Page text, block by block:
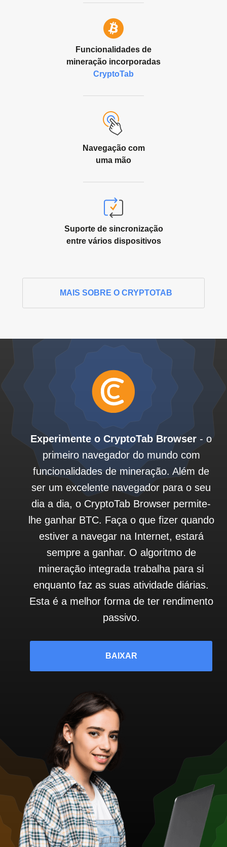
Funcionalidades de
mineração incorporadas
CryptoTab
Navegação com
uma mão
Suporte de sincronização
entre vários dispositivos
MAIS SOBRE O CRYPTOTAB
Experimente o CryptoTab Browser - o
primeiro navegador do mundo com
funcionalidades de mineração. Além de
ser um excelente navegador para o seu
dia a dia, o CryptoTab Browser permite-
lhe ganhar BTC. Faça o que fizer quando
estiver a navegar na Internet, estará
sempre a ganhar. O algoritmo de
mineração integrada trabalha para si
enquanto faz as suas atividade diárias.
Esta é a melhor forma de ter rendimento
passivo.
BAIXAR